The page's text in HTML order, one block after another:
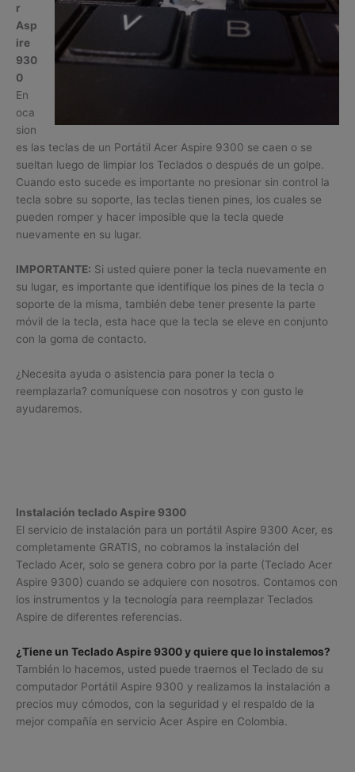
r
Asp
ire
930
0
En
oca
sion
es las teclas de un Portátil Acer Aspire 9300 se caen o se
sueltan luego de limpiar los Teclados o después de un golpe.
Cuando esto sucede es importante no presionar sin control la
tecla sobre su soporte, las teclas tienen pines, los cuales se
pueden romper y hacer imposible que la tecla quede
nuevamente en su lugar.
IMPORTANTE: Si usted quiere poner la tecla nuevamente en
su lugar, es importante que identifique los pines de la tecla o
soporte de la misma, también debe tener presente la parte
móvil de la tecla, esta hace que la tecla se eleve en conjunto
con la goma de contacto.
¿Necesita ayuda o asistencia para poner la tecla o
reemplazarla? comuníquese con nosotros y con gusto le
ayudaremos.
Instalación teclado Aspire 9300
El servicio de instalación para un portátil Aspire 9300 Acer, es
completamente GRATIS, no cobramos la instalación del
Teclado Acer, solo se genera cobro por la parte (Teclado Acer
Aspire 9300) cuando se adquiere con nosotros. Contamos con
los instrumentos y la tecnología para reemplazar Teclados
Aspire de diferentes referencias.
¿Tiene un Teclado Aspire 9300 y quiere que lo instalemos?
También lo hacemos, usted puede traernos el Teclado de su
computador Portátil Aspire 9300 y realizamos la instalación a
precios muy cómodos, con la seguridad y el respaldo de la
mejor compañía en servicio Acer Aspire en Colombia.